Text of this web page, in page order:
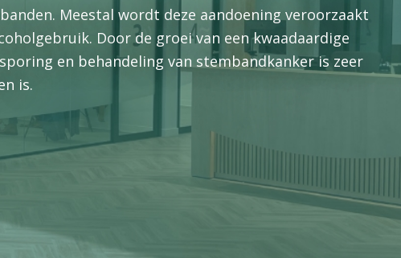
Meestal wordt deze aandoening veroorzaakt
Door de groei van een kwaadaardige
en behandeling van stembandkanker is zeer
is.